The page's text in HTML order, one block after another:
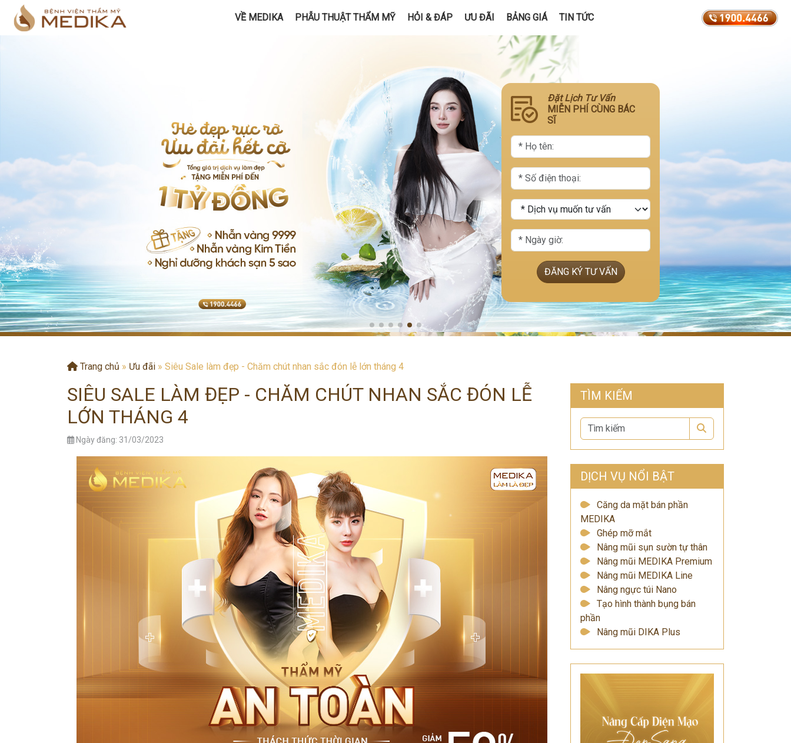
VỀ MEDIKA PHẪU THUẬT THẨM MỸ HỎI & ĐÁP ƯU ĐÃI BẢNG GIÁ TIN TỨC
Đặt Lịch Tư Vấn
MIỄN PHÍ CÙNG BÁC
SĨ
ĐĂNG KÝ TƯ VẤN
Trang chủ » Ưu đãi » Siêu Sale làm đẹp - Chăm chút nhan sắc đón lễ lớn tháng 4
SIÊU SALE LÀM ĐẸP - CHĂM CHÚT NHAN SẮC ĐÓN LỄ
LỚN THÁNG 4
Ngày đăng: 31/03/2023
TÌM KIẾM
DỊCH VỤ NỔI BẬT
Căng da mặt bán phần
MEDIKA
Ghép mỡ mắt
Nâng mũi sụn sườn tự thân
Nâng mũi MEDIKA Premium
Nâng mũi MEDIKA Line
Nâng ngực túi Nano
Tạo hình thành bụng bán
phần
Nâng mũi DIKA Plus